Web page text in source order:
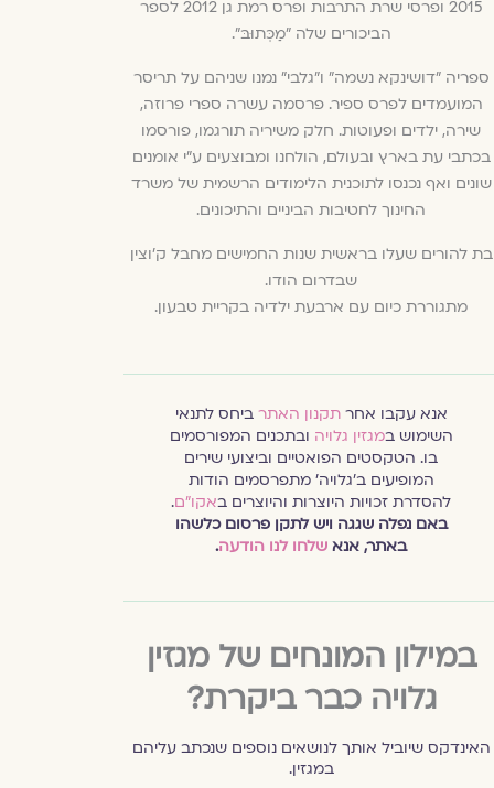
2015 ופרסי שרת התרבות ופרס רמת גן 2012 לספר
הביכורים שלה "מַכְּתוּבּ".
ספריה "דושינקא נשמה" ו"גלבי" נמנו שניהם על תריסר
המועמדים לפרס ספיר. פרסמה עשרה ספרי פרוזה,
שירה, ילדים ופעוטות. חלק משיריה תורגמו, פורסמו
בכתבי עת בארץ ובעולם, הולחנו ומבוצעים ע"י אומנים
שונים ואף נכנסו לתוכנית הלימודים הרשמית של משרד
החינוך לחטיבות הביניים והתיכונים.
בת להורים שעלו בראשית שנות החמישים מחבל ק'וצין
שבדרום הודו.
מתגוררת כיום עם ארבעת ילדיה בקריית טבעון.
אנא עקבו אחרתקנון האתר ביחס לתנאי
השימוש במגזין גלויה ובתכנים המפורסמים
בו. הטקסטים הפואטיים וביצועי שירים
המופיעים ב׳גלויה׳ מתפרסמים הודות
להסדרת זכויות היוצרות והיוצרים באקו״ם.
באם נפלה שגגה ויש לתקן פרסום כלשהו
באתר, אנא שלחו לנו הודעה.
במילון המונחים של מגזין
גלויה כבר ביקרת?
האינדקס שיוביל אותך לנושאים נוספים שנכתב עליהם
במגזין.